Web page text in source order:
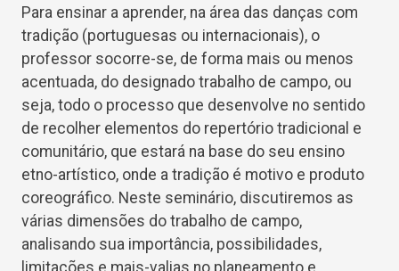
Para ensinar a aprender, na área das danças com
tradição (portuguesas ou internacionais), o
professor socorre-se, de forma mais ou menos
acentuada, do designado trabalho de campo, ou
seja, todo o processo que desenvolve no sentido
de recolher elementos do repertório tradicional e
comunitário, que estará na base do seu ensino
etno-artístico, onde a tradição é motivo e produto
coreográfico. Neste seminário, discutiremos as
várias dimensões do trabalho de campo,
analisando sua importância, possibilidades,
limitações e mais-valias no planeamento e